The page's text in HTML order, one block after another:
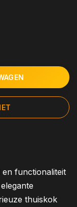
functionaliteit
thuiskok